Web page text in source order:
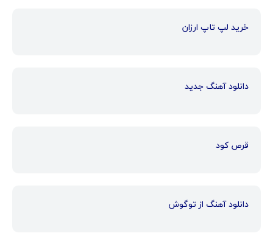
خرید لپ تاپ ارزان
دانلود آهنگ جدید
قرص کود
دانلود آهنگ از توگوش